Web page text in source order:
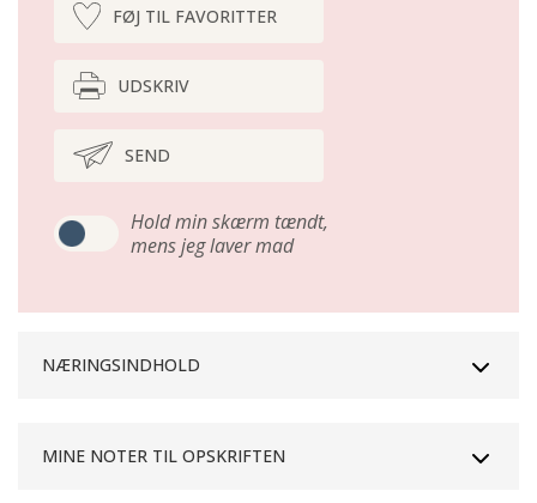
FØJ TIL FAVORITTER
UDSKRIV
SEND
Hold min skærm tændt,
mens jeg laver mad
NÆRINGSINDHOLD
MINE NOTER TIL OPSKRIFTEN